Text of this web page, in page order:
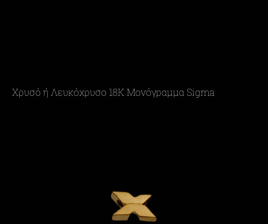
Χρυσό ή Λευκόχρυσο 18Κ Μονόγραμμα Sigma